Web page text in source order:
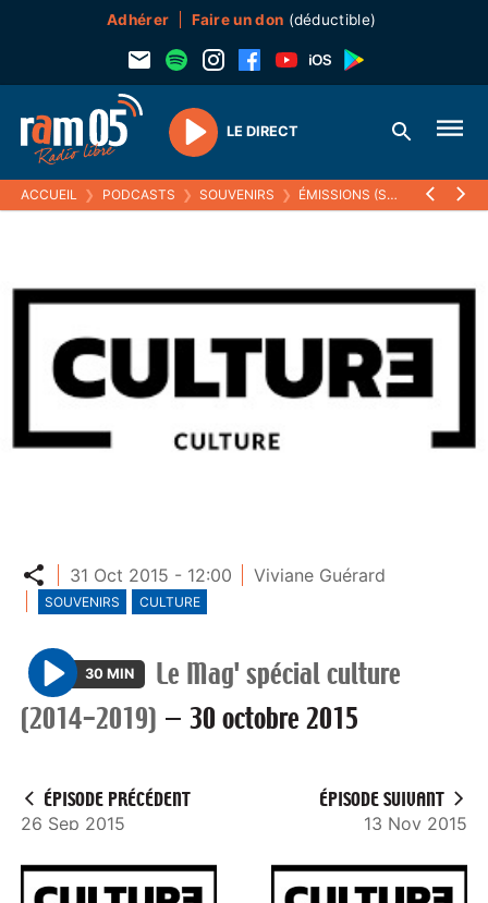
Adhérer Faire un don (déductible)
Play
LE DIRECT
ACCUEIL ❯ PODCASTS ❯ SOUVENIRS ❯ ÉMISSIONS (SOUVENIRS) ❯
Partager
31 Oct 2015 - 12:00 Viviane Guérard
SOUVENIRS CULTURE
P
l
30 MIN
Le Mag' spécial culture
(2014-2019) —30 octobre 2015
ÉPISODE PRÉCÉDENT
26 Sep 2015
ÉPISODE SUIVANT
13 Nov 2015